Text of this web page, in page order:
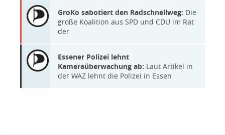
GroKo sabotiert den Radschnellweg: Die
große Koalition aus SPD und CDU im Rat
der
Essener Polizei lehnt
Kameraüberwachung ab: Laut Artikel in
der WAZ lehnt die Polizei in Essen